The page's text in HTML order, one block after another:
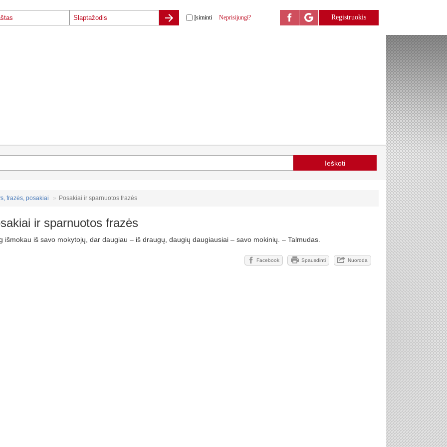
Įsiminti Neprisijungi? Registruokis
frazės, posakiai Posakiai ir sparnuotos frazės
ir sparnuotos frazės
išmokau iš savo mokytojų, dar daugiau – iš draugų, daugių daugiausiai – savo mokinių. – Talmudas.
Facebook Spausdinti Nuoroda